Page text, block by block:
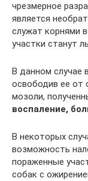
чрезмерное
является
служат корнями
участки станут
В данном случае
освободив ее от
мозоли,
воспаление,
В некоторых
возможность
пораженные
собак с